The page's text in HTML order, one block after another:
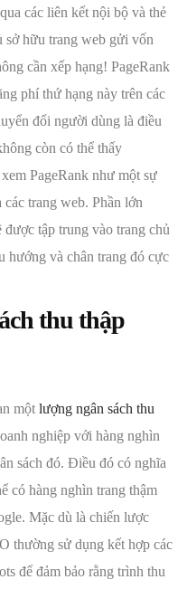
các liên kết nội bộ và thẻ
hữu trang web gửi vốn
cần xếp hạng! PageRank
phí thứ hạng này trên các
đổi người dùng là điều
còn có thể thấy
PageRank như một sự
trang web. Phần lớn
được tập trung vào trang chủ
hướng và chân trang đó cực
thu thập
một lượng ngân sách thu
nghiệp với hàng nghìn
sách đó. Điều đó có nghĩa
có hàng nghìn trang thậm
Mặc dù là chiến lược
thường sử dụng kết hợp các
để đảm bảo rằng trình thu